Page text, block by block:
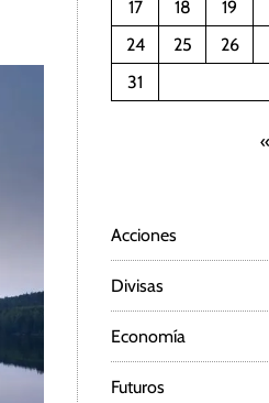
17
18 19
24
25 26
31
Acciones
Divisas
Economía
Futuros